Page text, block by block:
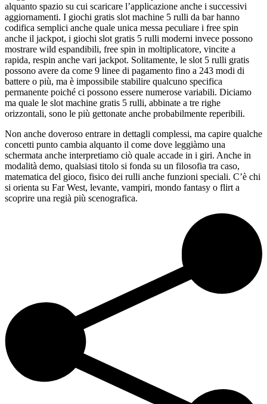
alquanto spazio su cui scaricare l’applicazione anche i successivi
aggiornamenti. I giochi gratis slot machine 5 rulli da bar hanno
codifica semplici anche quale unica messa peculiare i free spin
anche il jackpot, i giochi slot gratis 5 rulli moderni invece possono
mostrare wild espandibili, free spin in moltiplicatore, vincite a
rapida, respin anche vari jackpot. Solitamente, le slot 5 rulli gratis
possono avere da come 9 linee di pagamento fino a 243 modi di
battere o più, ma è impossibile stabilire qualcuno specifica
permanente poiché ci possono essere numerose variabili. Diciamo
ma quale le slot machine gratis 5 rulli, abbinate a tre righe
orizzontali, sono le più gettonate anche probabilmente reperibili.
Non anche doveroso entrare in dettagli complessi, ma capire qualche
concetti punto cambia alquanto il come dove leggiàmo una
schermata anche interpretiamo ciò quale accade in i giri. Anche in
modalità demo, qualsiasi titolo si fonda su un filosofia tra caso,
matematica del gioco, fisico dei rulli anche funzioni speciali. C’è chi
si orienta su Far West, levante, vampiri, mondo fantasy o flirt a
scoprire una regià più scenografica.